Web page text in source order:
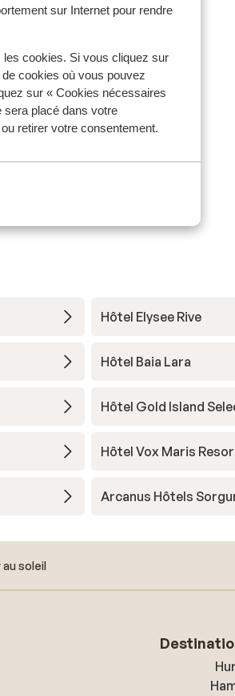
sur Internet pour rendre
cookies. Si vous cliquez sur
cookies où vous pouvez
sur « Cookies nécessaires
sera placé dans votre
retirer votre consentement.
par couples
9 mai 2026
og vi vil der ned
et lækker sted
og vi vil der ned
et lækker sted
Hôtel Elysee Rive
Hôtel Baia Lara
Hôtel Gold Island
Hôtel Vox Maris
Arcanus Hôtels
au soleil